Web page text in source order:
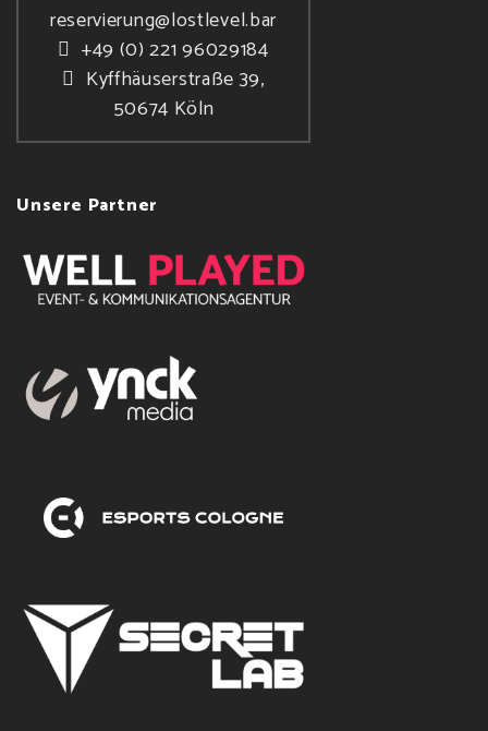
reservierung@lostlevel.bar
+49 (0) 221 96029184
Kyffhäuserstraße 39,
50674 Köln
Unsere Partner